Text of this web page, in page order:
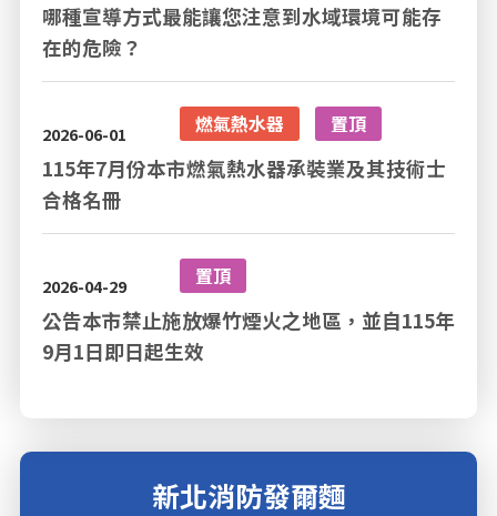
哪種宣導方式最能讓您注意到水域環境可能存
在的危險？
2026-06-01 燃氣熱水器 置頂
115年7月份本市燃氣熱水器承裝業及其技術士
合格名冊
2026-04-29 置頂
公告本市禁止施放爆竹煙火之地區，並自115年
9月1日即日起生效
新北消防發爾麵